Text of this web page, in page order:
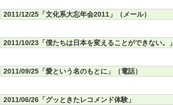
2011/12/25「文化系大忘年会2011」（メール）
2011/10/23「僕たちは日本を変えることができない。」
2011/09/25「愛という名のもとに」（電話）
2011/06/26「グッときたレコメンド体験」